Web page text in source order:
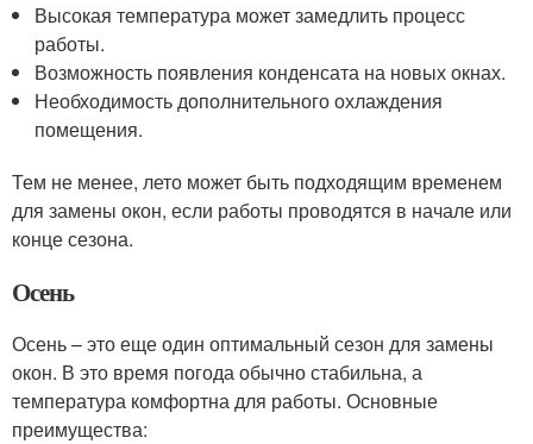
Высокая температура может замедлить процесс
работы.
Возможность появления конденсата на новых окнах.
Необходимость дополнительного охлаждения
помещения.
Тем не менее, лето может быть подходящим временем
для замены окон, если работы проводятся в начале или
конце сезона.
Осень
Осень – это еще один оптимальный сезон для замены
окон. В это время погода обычно стабильна, а
температура комфортна для работы. Основные
преимущества: